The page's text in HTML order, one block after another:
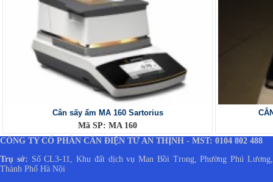
Cân sấy ẩm MA 160 Sartorius
Mã SP: MA 160
CÔNG TY CỔ PHẦN CÂN ĐIỆN TỬ AN THỊNH - MST: 0104 802 488
Trụ sở: Số CL3-11, Khu đất dịch vụ Man Bồi Trong, Phường Phú Lương,
Thành Phố Hà Nội